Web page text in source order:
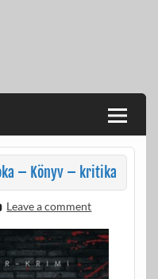
– Könyv – kritika
Leave a comment